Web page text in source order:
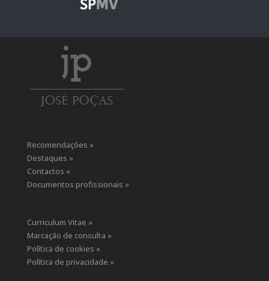
Recomendações »
Destaques »
Contactos »
Documentos profissionais »
Curriculum Vitae »
Marcação de consulta »
Política de cookies »
Política de privacidade »